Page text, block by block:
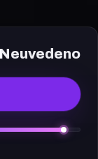
Neuvedeno